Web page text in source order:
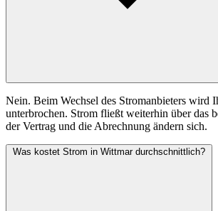
Nein. Beim Wechsel des Stromanbieters wird
unterbrochen. Strom fließt weiterhin über das
der Vertrag und die Abrechnung ändern sich.
Was kostet Strom in Wittmar durchschnittlich?